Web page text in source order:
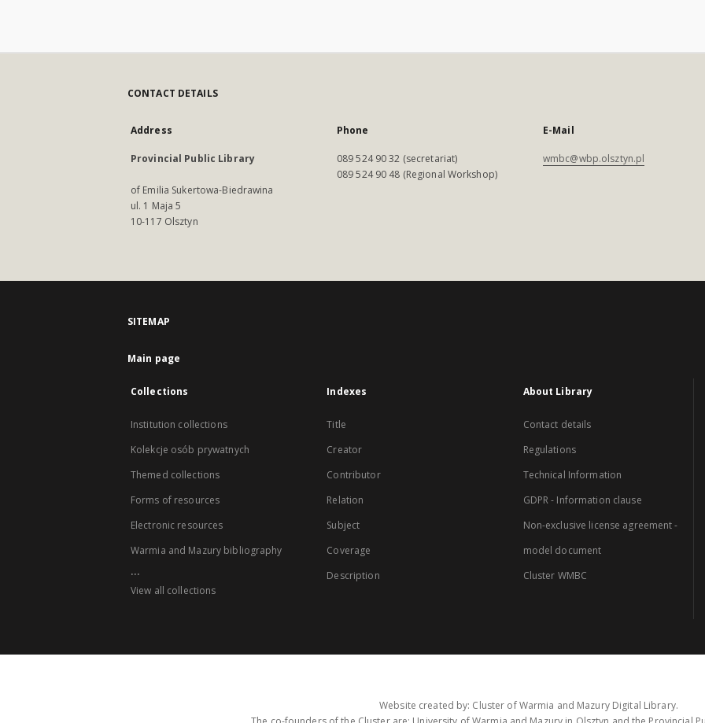
CONTACT DETAILS
Address
Provincial Public Library
of Emilia Sukertowa-Biedrawina
ul. 1 Maja 5
10-117 Olsztyn
Phone
089 524 90 32 (secretariat)
089 524 90 48 (Regional Workshop)
E-Mail
wmbc@wbp.olsztyn.pl
SITEMAP
Main page
Collections
Institution collections
Kolekcje osób prywatnych
Themed collections
Forms of resources
Electronic resources
Warmia and Mazury bibliography
...
View all collections
Indexes
Title
Creator
Contributor
Relation
Subject
Coverage
Description
About Library
Contact details
Regulations
Technical Information
GDPR - Information clause
Non-exclusive license agreement -
model document
Cluster WMBC
Website created by: Cluster of Warmia and Mazury Digital Library.